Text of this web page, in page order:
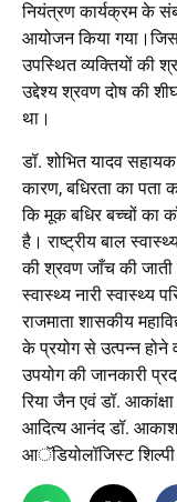
नियंत्रण कार्यक्रम के
आयोजन किया
उपस्थित व्यक्तियों की
उद्देश्य श्रवण दोष की
था।
डॉ. शोभित यादव सहायक
कारण, बधिरता का पता
कि मूक बधिर बच्चों का
है। राष्ट्रीय बाल
की श्रवण जाँच की जाती
स्वास्थ्य नारी स्वास्थ्य
राजमाता शासकीय
के प्रयोग से उत्पन्न
उपयोग की जानकारी
रिया जैन एवं डॉ.
आदित्य आनंद डॉ. आकाश
आॅडियोलॉजिस्ट शिल्पी